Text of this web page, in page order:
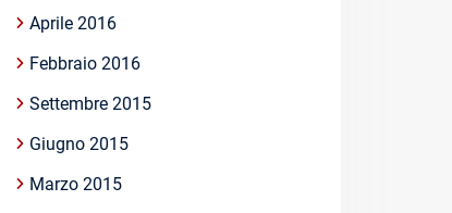
Aprile 2016
Febbraio 2016
Settembre 2015
Giugno 2015
Marzo 2015